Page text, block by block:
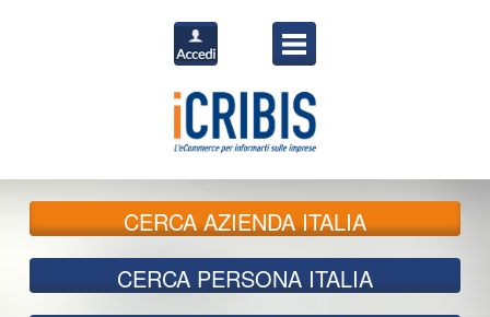
CERCAAZIENDA ITALIA
CERCA PERSONA ITALIA